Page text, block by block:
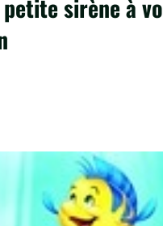
sirène à